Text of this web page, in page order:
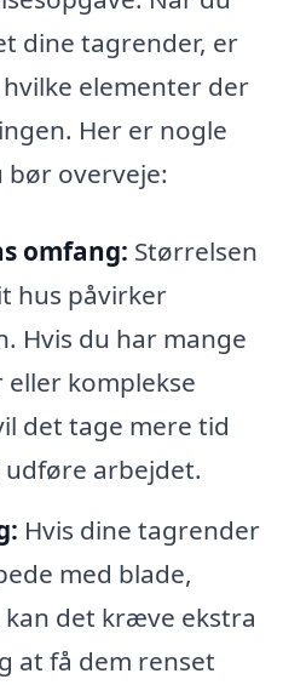
dine tagrender, er
elementer der
Her er nogle
bør overveje:
omfang: Størrelsen
hus påvirker
Hvis du har mange
komplekse
det tage mere tid
arbejdet.
Hvis dine tagrender
med blade,
kan det kræve ekstra
at få dem renset